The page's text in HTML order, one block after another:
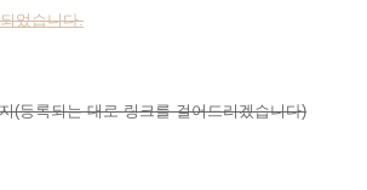
었습니다.
(등록되는 대로 링크를 걸어드리겠습니다)